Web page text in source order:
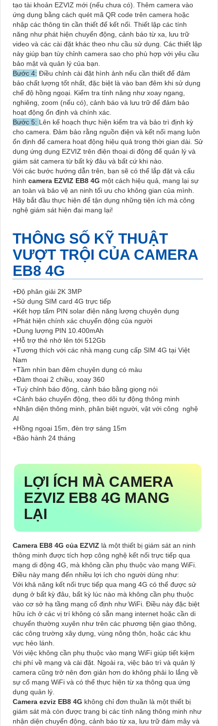
tạo tài khoản EZVIZ mới (nếu chưa có). Thêm camera vào
ứng dụng bằng cách quét mã QR code trên camera hoặc
nhập các thông tin cần thiết để kết nối. Thiết lập các tính
năng như phát hiện chuyển động, cảnh báo từ xa, lưu trữ
video và các cài đặt khác theo nhu cầu sử dụng. Các thiết lập
này giúp bạn tùy chỉnh camera sao cho phù hợp với yêu cầu
bảo mật và quản lý của bạn.
Bước 4: Điều chỉnh cài đặt hình ảnh nếu cần thiết để đảm
bảo chất lượng tốt nhất, đặc biệt là vào ban đêm khi sử dụng
chế độ hồng ngoại. Kiểm tra tính năng như xoay ngang,
nghiêng, zoom (nếu có), cảnh báo và lưu trữ để đảm bảo
hoạt động ổn định và chính xác.
Bước 5: Lên kế hoạch thực hiện kiểm tra và bảo trì định kỳ
cho camera. Đảm bảo rằng nguồn điện và kết nối mạng luôn
ổn định để camera hoạt động hiệu quả trong thời gian dài. Sử
dụng ứng dụng EZVIZ trên điện thoại di động để quản lý và
giám sát camera từ bất kỳ đâu và bất cứ khi nào.
Với các bước hướng dẫn trên, bạn sẽ có thể lắp đặt và cấu
hình camera EZVIZ EB8 4G một cách hiệu quả, mang lại sự
an toàn và bảo vệ an ninh tối ưu cho không gian của mình.
Hãy bắt đầu thực hiện để tận dụng những tiện ích mà công
nghệ giám sát hiện đại mang lại!
THÔNG SỐ KỸ THUẬT
VƯỢT TRỘI CỦA CAMERA
EB8 4G
+Độ phân giải 2K 3MP
+Sử dụng SIM card 4G trực tiếp
+Kết hợp tấm PIN solar điện năng lượng chuyên dụng
+Phát hiện chính xác chuyển động của người
+Dung lượng PIN 10.400mAh
+Hỗ trợ thẻ nhớ lên tới 512Gb
+Tương thích với các nhà mạng cung cấp SIM 4G tại Việt
Nam
+Tầm nhìn ban đêm chuyên dụng có màu
+Đàm thoại 2 chiều, xoay 360
+Tuỳ chỉnh báo động, cảnh báo bằng giọng nói
+Cảnh báo chuyển động, theo dõi tự động thông minh
+Nhận diện thông minh, phân biệt người, vật với công nghệ
AI
+Hồng ngoại 15m, đèn trợ sáng 15m
+Bảo hành 24 tháng
LỢI ÍCH MÀ CAMERA
EZVIZ EB8 4G MANG
LẠI
Camera EB8 4G của EZVIZ là một thiết bị giám sát an ninh
thông minh được tích hợp công nghệ kết nối trực tiếp qua
mạng di động 4G, mà không cần phụ thuộc vào mạng WiFi.
Điều này mang đến nhiều lợi ích cho người dùng như:
Với khả năng kết nối trực tiếp qua mạng 4G có thể được sử
dụng ở bất kỳ đâu, bất kỳ lúc nào mà không cần phụ thuộc
vào cơ sở hạ tầng mạng cố định như WiFi. Điều này đặc biệt
hữu ích ở các vị trí không có sẵn mạng internet hoặc cần di
chuyển thường xuyên như trên các phương tiện giao thông,
các công trường xây dựng, vùng nông thôn, hoặc các khu
vực hẻo lánh.
Với việc không cần phụ thuộc vào mạng WiFi giúp tiết kiệm
chi phí về mạng và cài đặt. Ngoài ra, việc bảo trì và quản lý
camera cũng trở nên đơn giản hơn do không phải lo lắng về
sự cố mạng WiFi và có thể thực hiện từ xa thông qua ứng
dụng quản lý.
Camera ezviz EB8 4G không chỉ đơn thuần là một thiết bị
giám sát mà còn được trang bị các tính năng thông minh như
nhận diện chuyển động, cảnh báo từ xa, lưu trữ đám mây và